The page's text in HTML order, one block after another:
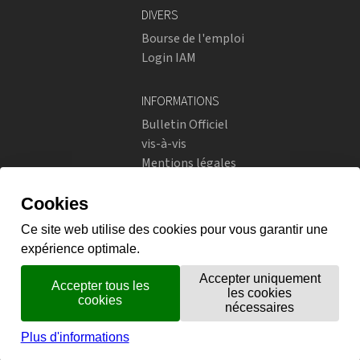
DIVERS
Bourse de l'emploi
Login IAM
INFORMATIONS
Bulletin Officiel
vis-à-vis
Mentions légales
Instagram
flickr